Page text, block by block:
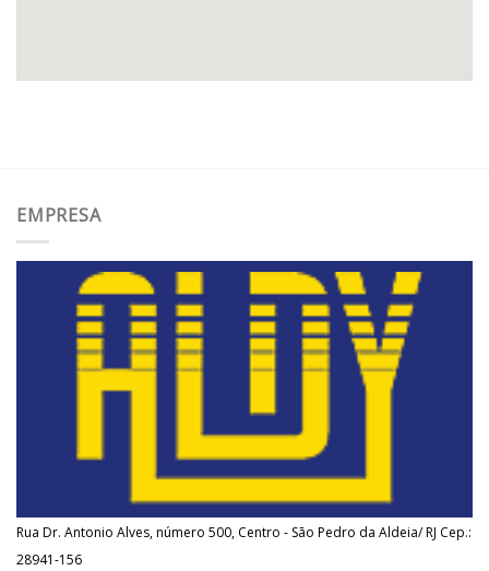
EMPRESA
Rua Dr. Antonio Alves, número 500, Centro - São Pedro da Aldeia/ RJ Cep.:
28941-156